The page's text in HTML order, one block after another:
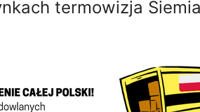
termowizja